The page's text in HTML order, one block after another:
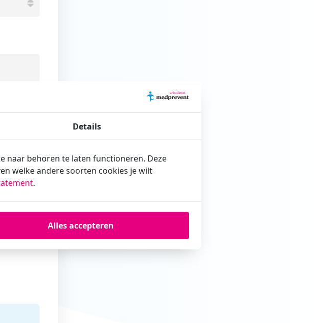
Details
naar behoren te laten functioneren. Deze
welke andere soorten cookies je wilt
.
Alles accepteren